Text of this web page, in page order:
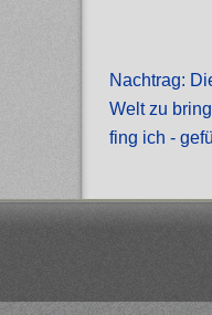
Nachtrag:
Welt zu
fing ich -